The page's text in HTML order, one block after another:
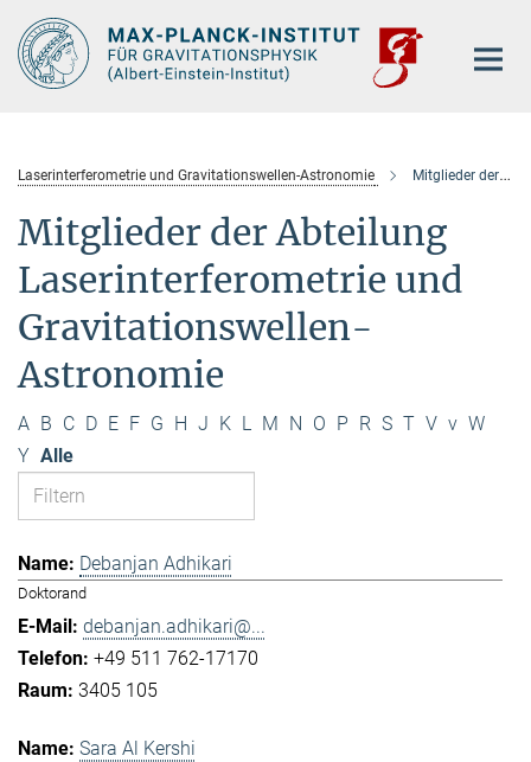
Hauptinhalt
Laserinterferometrie und Gravitationswellen-Astronomie Mitglieder der Abteilung
Mitglieder der Abteilung
Laserinterferometrie und
Gravitationswellen-
Astronomie
A B C D E F G H J K L M N O P R S T V v W
Y Alle
Debanjan Adhikari
Doktorand
debanjan.adhikari@...
+49 511 762-17170
3405 105
Sara Al Kershi